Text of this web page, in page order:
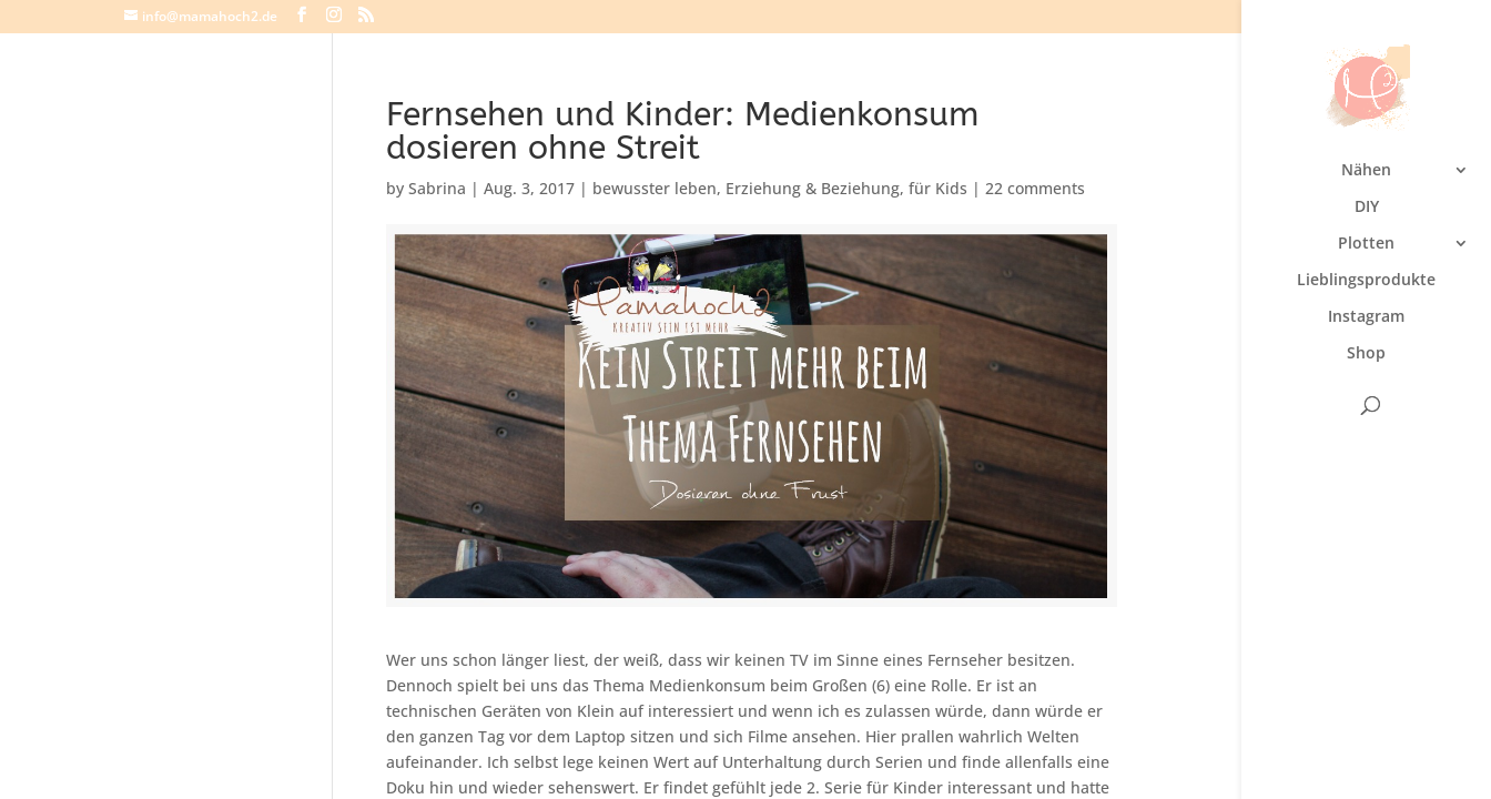
info@mamahoch2.de
Nähen
DIY
Plotten
Lieblingsprodukte
Instagram
Shop
Fernsehen und Kinder: Medienkonsum
dosieren ohne Streit
bySabrina |Aug. 3, 2017 | bewusster leben, Erziehung & Beziehung,für Kids |22 comments
Wer uns schon länger liest, der weiß, dass wir keinen TV im Sinne eines Fernseher besitzen.
Dennoch spielt bei uns das Thema Medienkonsum beim Großen (6) eine Rolle. Er ist an
technischen Geräten von Klein auf interessiert und wenn ich es zulassen würde, dann würde er
den ganzen Tag vor dem Laptop sitzen und sich Filme ansehen. Hier prallen wahrlich Welten
aufeinander. Ich selbst lege keinen Wert auf Unterhaltung durch Serien und finde allenfalls eine
Doku hin und wieder sehenswert. Er findet gefühlt jede 2. Serie für Kinder interessant und hatte